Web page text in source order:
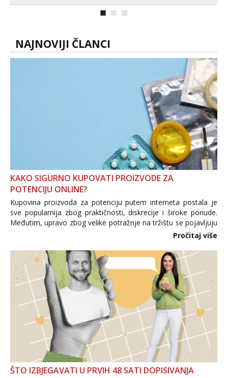
NAJNOVIJI ČLANCI
KAKO SIGURNO KUPOVATI PROIZVODE ZA
POTENCIJU ONLINE?
Kupovina proizvoda za potenciju putem interneta postala je
sve popularnija zbog praktičnosti, diskrecije i široke ponude.
Međutim, upravo zbog velike potražnje na tržištu se pojavljuju
i brojni krivotvoreni proizvodi, nepouzdane internetske
Pročitaj više
ŠTO IZBJEGAVATI U PRVIH 48 SATI DOPISIVANJA